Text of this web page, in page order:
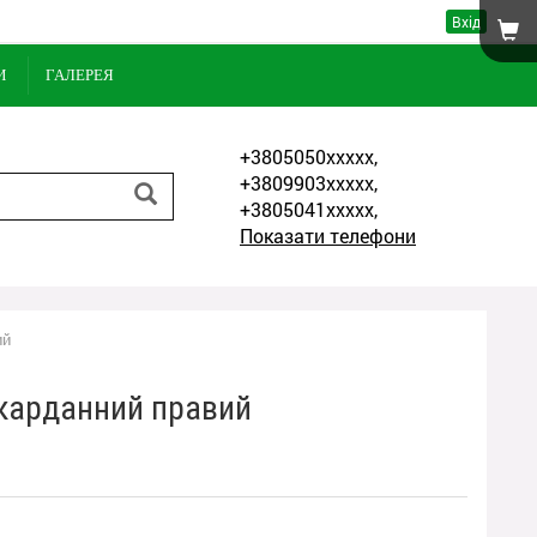
Вхід
ГАЛЕРЕЯ
+3805050xxxxx,
+3809903xxxxx,
+3805041xxxxx,
Показати телефони
правий